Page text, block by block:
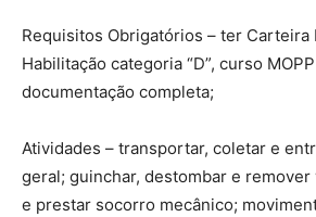
Requisitos Obrigatórios – ter Carteira
Habilitação categoria “D”, curso
documentação completa;
Atividades – transportar, coletar e
geral; guinchar, destombar e
e prestar socorro mecânico;